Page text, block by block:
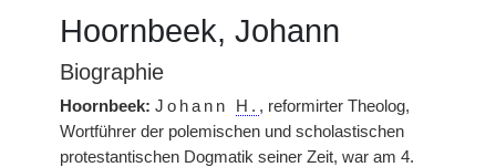
Hoornbeek, Johann
Biographie
Hoornbeek: Johann H. , reformirter Theolog,
Wortführer der polemischen und scholastischen
protestantischen Dogmatik seiner Zeit, war am 4.